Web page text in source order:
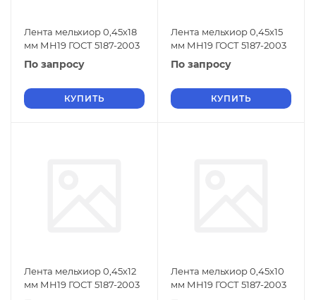
Лента мельхиор 0,45х18
мм МН19 ГОСТ 5187-2003
По запросу
КУПИТЬ
Лента мельхиор 0,45х15
мм МН19 ГОСТ 5187-2003
По запросу
КУПИТЬ
Лента мельхиор 0,45х12
мм МН19 ГОСТ 5187-2003
Лента мельхиор 0,45х10
мм МН19 ГОСТ 5187-2003